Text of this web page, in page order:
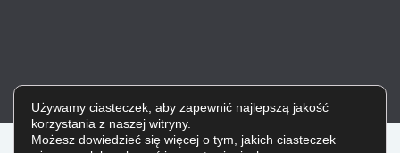
© Wszystkie prawa zastrzeżone 2026r. Aesthetica |Polityka
prywatności
Używamy ciasteczek, aby zapewnić najlepszą jakość
korzystania z naszej witryny.
Możesz dowiedzieć się więcej o tym, jakich ciasteczek